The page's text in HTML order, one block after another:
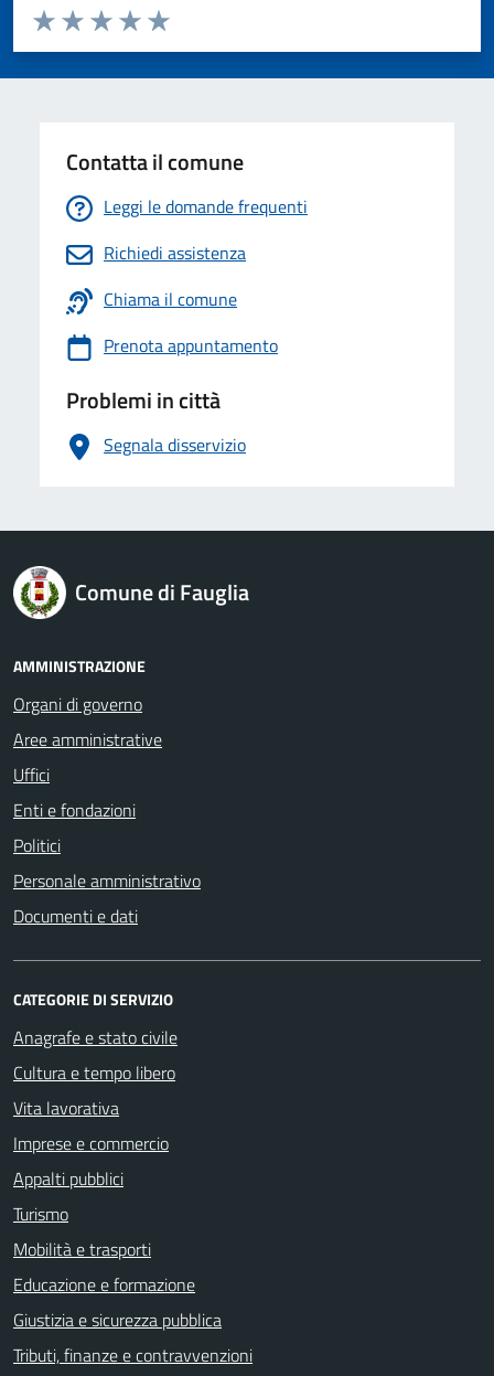
Valuta da 1 a 5 stelle la pagina
Valuta 5 stelle su 5
Valuta 4 stelle su 5
Valuta 3 stelle su 5
Valuta 2 stelle su 5
Valuta 1 stelle su 5
Contatta il comune
Leggi le domande frequenti
Richiedi assistenza
Chiama il comune
Prenota appuntamento
Problemi in città
Segnala disservizio
logo Unione Europea
Comune di Fauglia
AMMINISTRAZIONE
Organi di governo
Aree amministrative
Uffici
Enti e fondazioni
Politici
Personale amministrativo
Documenti e dati
CATEGORIE DI SERVIZIO
Anagrafe e stato civile
Cultura e tempo libero
Vita lavorativa
Imprese e commercio
Appalti pubblici
Turismo
Mobilità e trasporti
Educazione e formazione
Giustizia e sicurezza pubblica
Tributi, finanze e contravvenzioni